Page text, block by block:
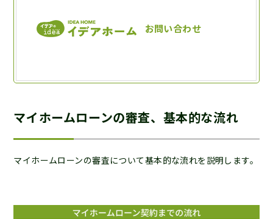
マイホームローンの審査、基本的な流れ
マイホームローンの審査について基本的な流れを説明します。